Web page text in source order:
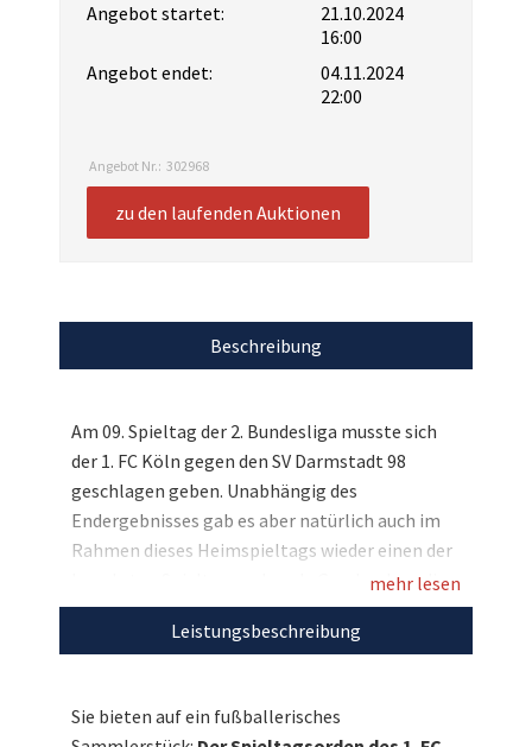
Angebot startet:
21.10.2024
16:00
Angebot endet:
04.11.2024
22:00
Angebot Nr.: 302968
zu den laufenden Auktionen
Beschreibung
Am 09. Spieltag der 2. Bundesliga musste sich
der 1. FC Köln gegen den SV Darmstadt 98
geschlagen geben. Unabhängig des
Endergebnisses gab es aber natürlich auch im
Rahmen dieses Heimspieltags wieder einen der
begehrten Spieltagsorden als Geschenk an die
Vertreter des Gastvereins - und Sie können sich
hier eines dieser seltenen und normalerweise
zugunsten der Stiftung 1. FC Köln. Bieten Sie
mehr lesen
Leistungsbeschreibung
Sie bieten auf ein fußballerisches